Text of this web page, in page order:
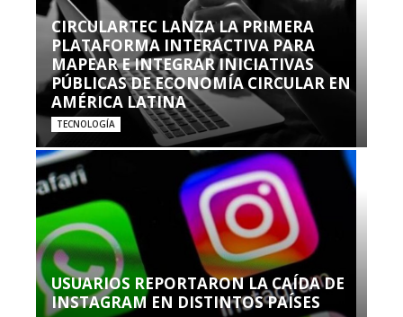
CIRCULARTEC LANZA LA PRIMERA
PLATAFORMA INTERACTIVA PARA
MAPEAR E INTEGRAR INICIATIVAS
PÚBLICAS DE ECONOMÍA CIRCULAR EN
AMÉRICA LATINA
TECNOLOGÍA
USUARIOS REPORTARON LA CAÍDA DE
INSTAGRAM EN DISTINTOS PAÍSES